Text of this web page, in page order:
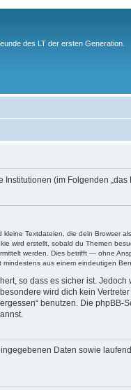
des LT der ersten Generation.
Institutionen (im Folgenden
Textdateien, die dein Browser
wird erstellt, sobald du Themen
werden. Dies betrifft — ohne
aus einem eindeutigen
so dass es sicher ist.
wird dich kein
benutzen. Die
Daten sowie